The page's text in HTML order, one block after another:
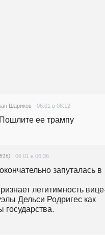
Шариков 06.01 в 08:12
ее трампу
06.01 в 06:36
запуталась в
легитимность
Дельси Родригес как
государства.